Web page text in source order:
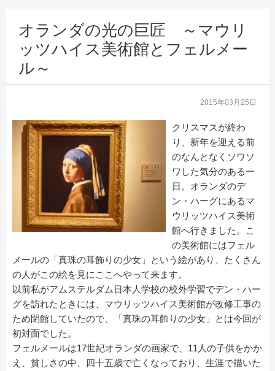
オランダの光の巨匠 ～マウリ
ッツハイス美術館とフェルメー
ル～
2015年03月25日
クリスマスが終わ
り、新年を迎える前
のなんとなくソワソ
ワした気分のある一
日。オランダのデ
ン・ハーグにあるマ
ウリッツハイス美術
館へ行きました。こ
の美術館にはフェル
メールの「真珠の耳飾りの少女」という絵があり、たくさん
の人がこの絵を見にここへやって来ます。
以前私がアムステルダム日本人学校の校外学習でデン・ハー
グを訪れたときには、マウリッツハイス美術館が改修工事の
ため閉館していたので、「真珠の耳飾りの少女」とは今回が
初対面でした。
フェルメールは17世紀オランダの画家で、11人の子供をかか
え、貧しさの中、四十五歳で亡くなっており、生涯で描いた